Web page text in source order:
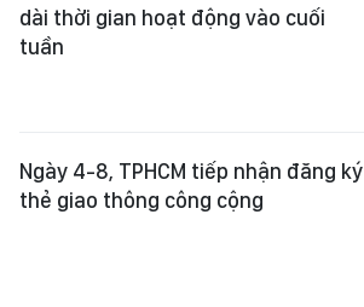
dài thời gian hoạt động vào cuối
tuần
Ngày 4-8, TPHCM tiếp nhận đăng ký
thẻ giao thông công cộng